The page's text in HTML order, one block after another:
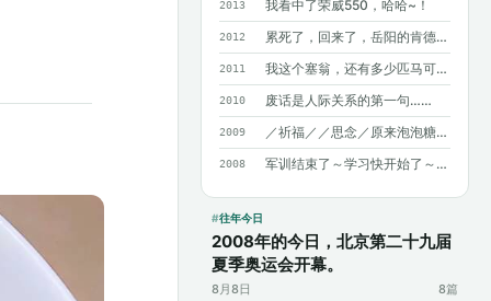
2013 我看中了荣威550，哈哈~！
2012 累死了，回来了，岳阳的肯德基附近没有麦...
2011 我这个塞翁，还有多少匹马可以丢掉呢？
2010 废话是人际关系的第一句……
2009 ／祈福／／思念／原来泡泡糖不能吞呀~
2008 军训结束了～学习快开始了～加油～加油～
往年今日
2008年的今日，北京第二十九届
夏季奥运会开幕。
8月8日 8篇